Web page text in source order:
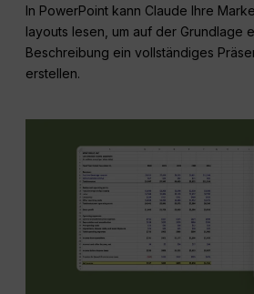
In PowerPoint kann Claude Ihre
layouts lesen, um auf der Grundlage
Beschreibung ein vollständiges
erstellen.